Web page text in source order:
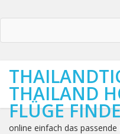
THAILAND
FLÜGE
online einfach das